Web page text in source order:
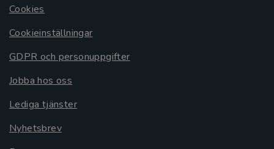
Cookies
Cookieinställningar
GDPR och personuppgifter
Jobba hos oss
Lediga tjänster
Nyhetsbrev